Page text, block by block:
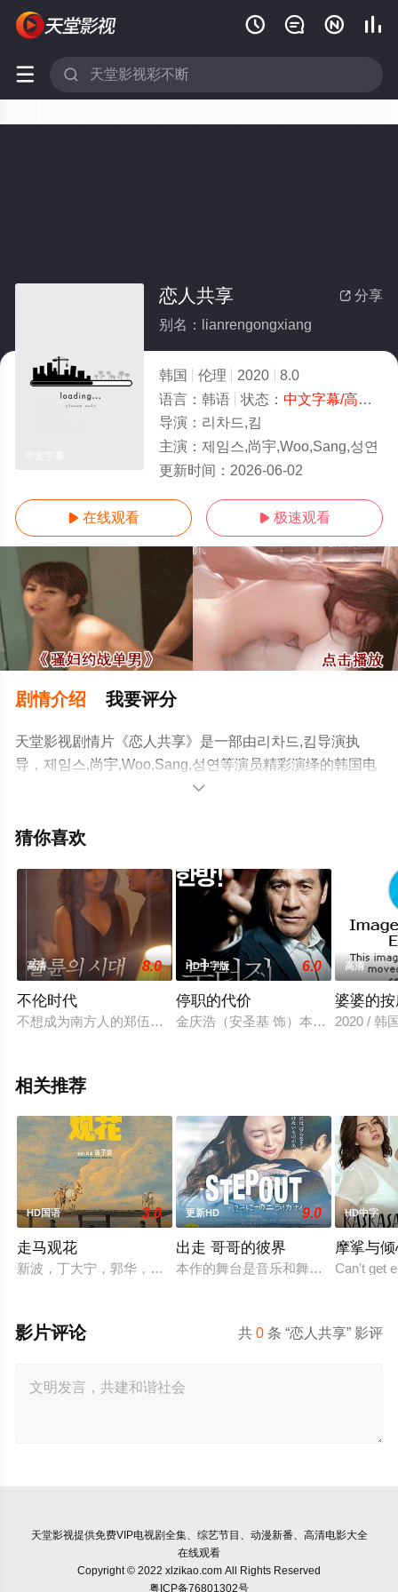
   
 
 分享
恋人共享
别名：lianrengongxiang
韩国 伦理 2020
8.0
语言： 韩语 状态： 中文字幕/高清
导演： 리차드,킴
主演： 제임스,尚宇,Woo,Sang,성연
更新时间： 2026-06-02
 在线观看  极速观看
剧情介绍 我要评分
天堂影视剧情片《恋人共享》是一部由리차드,킴导演执
导，제임스,尚宇,Woo,Sang,성연等演员精彩演绎的韩国电
影，手机免费观看高清无删减完整版电影大全就上天堂电
等平台了解。

猜你喜欢
高清 8.0
不伦时代
不想成为南方人的郑伍和惠珍夫妇陷入了无聊。 慧珍有很多紧
HD中字版 6.0
停职的代价
金庆浩（安圣基 饰）本是一名大学
高清
婆婆的
2020 / 韩
相关推荐
HD国语 3.0
走马观花
新波，丁大宁，郭华，程一木他们毕业于同一所大学。他们和
更新HD 9.0
出走 哥哥的彼界
本作的舞台是音乐和舞蹈融入生活的
HD中字
摩挲与
Can't get
共0 条 “恋人共享” 影评
影片评论
天堂影视提供免费VIP电视剧全集、综艺节目、动漫新番、高清电影大全
在线观看
Copyright © 2022 xlzikao.com All Rights Reserved
粤ICP备76801302号